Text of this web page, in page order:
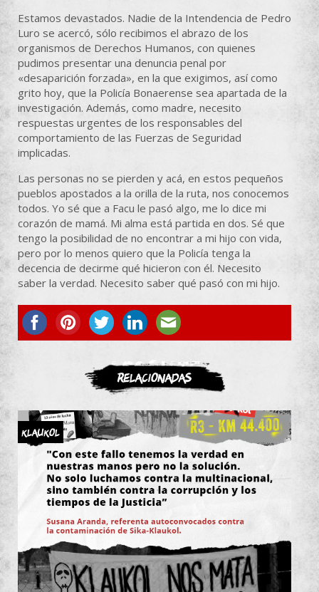
Estamos devastados. Nadie de la Intendencia de Pedro
Luro se acercó, sólo recibimos el abrazo de los
organismos de Derechos Humanos, con quienes
pudimos presentar una denuncia penal por
«desaparición forzada», en la que exigimos, así como
grito hoy, que la Policía Bonaerense sea apartada de la
investigación. Además, como madre, necesito
respuestas urgentes de los responsables del
comportamiento de las Fuerzas de Seguridad
implicadas.
Las personas no se pierden y acá, en estos pequeños
pueblos apostados a la orilla de la ruta, nos conocemos
todos. Yo sé que a Facu le pasó algo, me lo dice mi
corazón de mamá. Mi alma está partida en dos. Sé que
tengo la posibilidad de no encontrar a mi hijo con vida,
pero por lo menos quiero que la Policía tenga la
decencia de decirme qué hicieron con él. Necesito
saber la verdad. Necesito saber qué pasó con mi hijo.
ASOCIATE
Relacionadas
KLAUKOL